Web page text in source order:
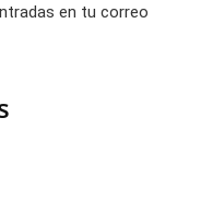
en tu correo